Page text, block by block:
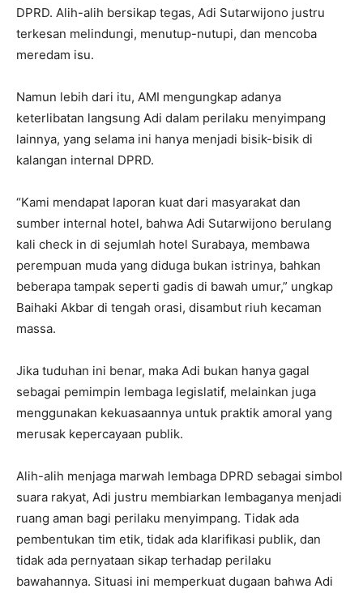
DPRD. Alih-alih bersikap tegas, Adi Sutarwijono justru
terkesan melindungi, menutup-nutupi, dan mencoba
meredam isu.
Namun lebih dari itu, AMI mengungkap adanya
keterlibatan langsung Adi dalam perilaku menyimpang
lainnya, yang selama ini hanya menjadi bisik-bisik di
kalangan internal DPRD.
“Kami mendapat laporan kuat dari masyarakat dan
sumber internal hotel, bahwa Adi Sutarwijono berulang
kali check in di sejumlah hotel Surabaya, membawa
perempuan muda yang diduga bukan istrinya, bahkan
beberapa tampak seperti gadis di bawah umur,” ungkap
Baihaki Akbar di tengah orasi, disambut riuh kecaman
massa.
Jika tuduhan ini benar, maka Adi bukan hanya gagal
sebagai pemimpin lembaga legislatif, melainkan juga
menggunakan kekuasaannya untuk praktik amoral yang
merusak kepercayaan publik.
Alih-alih menjaga marwah lembaga DPRD sebagai simbol
suara rakyat, Adi justru membiarkan lembaganya menjadi
ruang aman bagi perilaku menyimpang. Tidak ada
pembentukan tim etik, tidak ada klarifikasi publik, dan
tidak ada pernyataan sikap terhadap perilaku
bawahannya. Situasi ini memperkuat dugaan bahwa Adi